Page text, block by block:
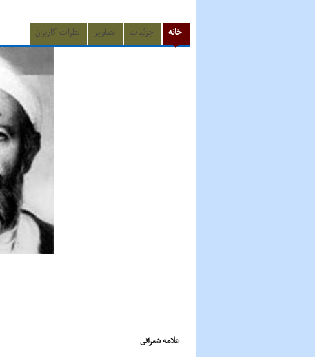
خانه جزئیات تصاویر نظرات کاربران
علامه شعرانى